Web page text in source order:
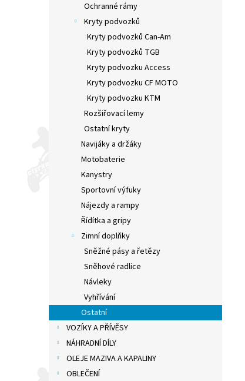
Ochranné rámy
Kryty podvozků
Kryty podvozků Can-Am
Kryty podvozků TGB
Kryty podvozku Access
Kryty podvozku CF MOTO
Kryty podvozku KTM
Rozšiřovací lemy
Ostatní kryty
Navijáky a držáky
Motobaterie
Kanystry
Sportovní výfuky
Nájezdy a rampy
Řídítka a gripy
Zimní doplňky
Sněžné pásy a řetězy
Sněhové radlice
Návleky
Vyhřívání
Ostatní
VOZÍKY A PŘÍVĚSY
NÁHRADNÍ DÍLY
OLEJE MAZIVA A KAPALINY
OBLEČENÍ